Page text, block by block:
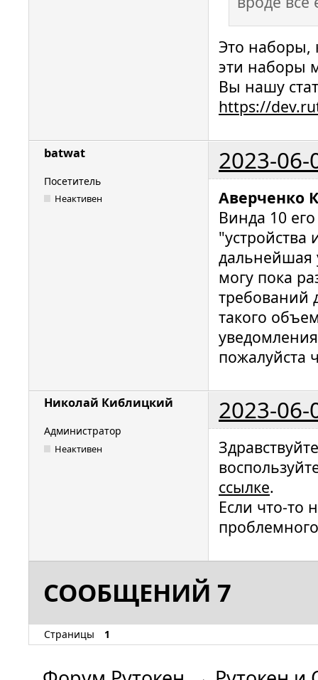
Это наборы,
эти наборы
Вы нашу
https://
batwat 2023-06-
Посетитель
Неактивен
Аверченко
Винда 10
"устройства
дальнейшая
могу пока
требований
такого
пожалуйста
Николай Киблицкий 2023-06-
Администратор
Неактивен
ссылке.
Если что-то
СООБЩЕНИЙ 7
Страницы 1